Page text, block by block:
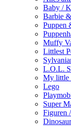
Baby /
Barbie
Puppen
Muffy
Littlest
L.O.L.
My little
Lego
Super
Figuren